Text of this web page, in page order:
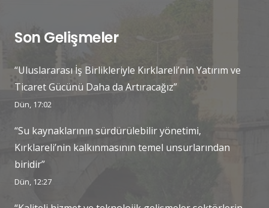
Son Gelişmeler
“Uluslararası İş Birlikleriyle Kırklareli’nin Yatırım ve
Ticaret Gücünü Daha da Artıracağız”
Dün, 17:02
“Su kaynaklarının sürdürülebilir yönetimi,
Kırklareli’nin kalkınmasının temel unsurlarından
biridir”
Dün, 12:27